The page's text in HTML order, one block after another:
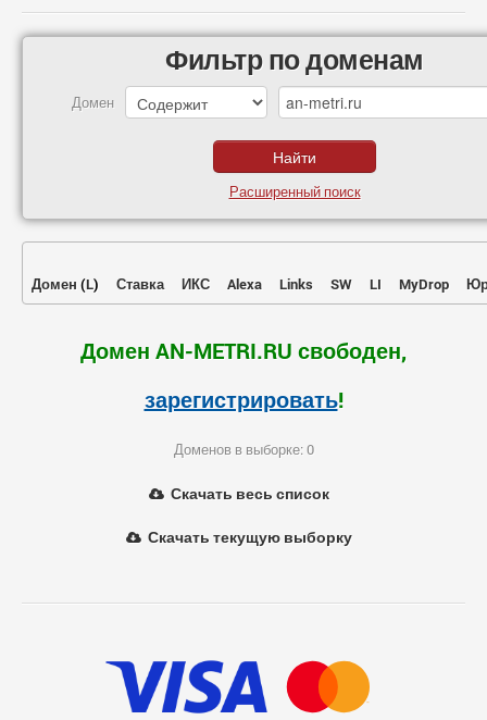
Фильтр по доменам
Домен
Расширенный поиск
Домен (L) Ставка ИКС Alexa Links SW LI MyDrop
Домен AN-METRI.RU свободен,
зарегистрировать!
Доменов в выборке: 0
Скачать весь список
Скачать текущую выборку